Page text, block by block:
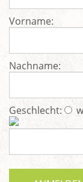
Vorname:
Nachname:
Geschlecht: